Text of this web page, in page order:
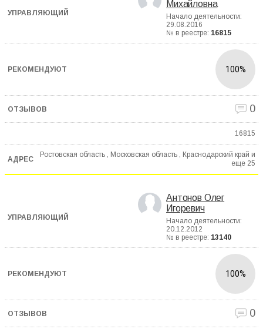
Михайловна
Начало деятельности:
29.08.2016
№ в реестре: 16815
100%
0
16815
Ростовская область , Московская область , Краснодарский край и
еще 25
Антонов Олег
Игоревич
Начало деятельности:
20.12.2012
№ в реестре: 13140
100%
0